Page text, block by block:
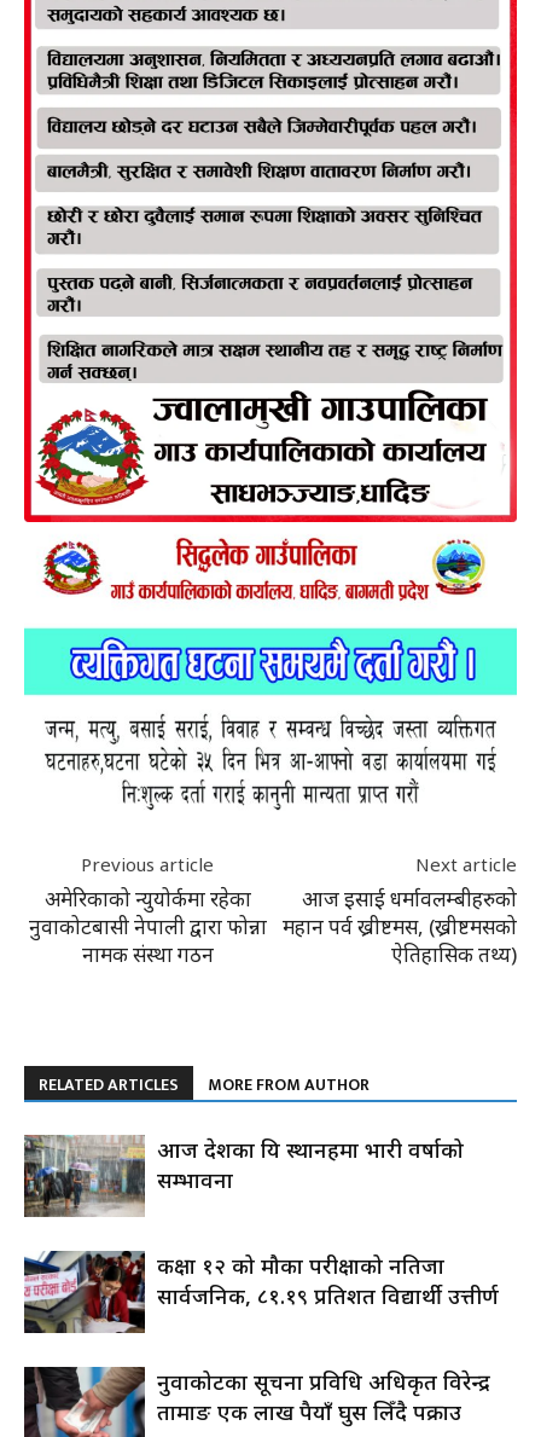
Previous article
अमेरिकाको न्युयोर्कमा रहेका
नुवाकोटबासी नेपाली द्वारा फोन्ना
नामक संस्था गठन
Next article
आज इसाई धर्मावलम्बीहरुको
महान पर्व ख्रीष्टमस, (ख्रीष्टमसको
ऐतिहासिक तथ्य)
RELATED ARTICLES MORE FROM AUTHOR
आज देशका यि स्थानहरुमा भारी वर्षाको
सम्भावना
कक्षा १२ को मौका परीक्षाको नतिजा
सार्वजनिक, ८१.१९ प्रतिशत विद्यार्थी उत्तीर्ण
नुवाकोटका सूचना प्रविधि अधिकृत विरेन्द्र
तामाङ एक लाख रुपैयाँ घुस लिँदै पक्राउ